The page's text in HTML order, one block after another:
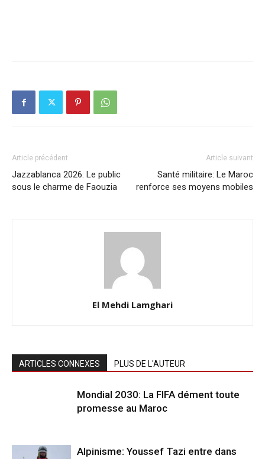
Article précédent
Jazzablanca 2026: Le public
sous le charme de Faouzia
Article suivant
Santé militaire: Le Maroc
renforce ses moyens mobiles
El Mehdi Lamghari
ARTICLES CONNEXES PLUS DE L'AUTEUR
Mondial 2030: La FIFA dément toute
promesse au Maroc
Alpinisme: Youssef Tazi entre dans